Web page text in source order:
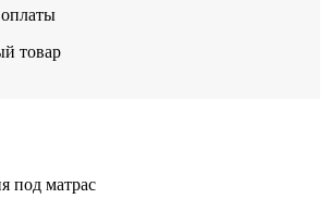
товар
под матрас